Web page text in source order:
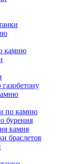
камню
по камню
бурения
камня
браслетов